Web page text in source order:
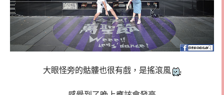
大眼怪旁的骷髏也很有戲，是搖滾風